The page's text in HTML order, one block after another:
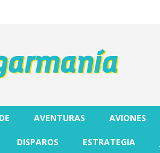
AVENTURAS AVIONES
DISPAROS ESTRATEGIA